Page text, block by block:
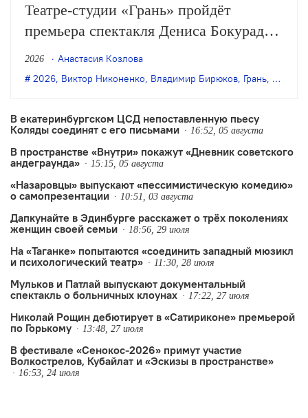
Театре-студии «Грань» пройдёт
премьера спектакля Дениса Бокурадзе
«Жили-были» по пьесе Владимира
Бирюкова.
2026
Анастасия Козлова
2026 Виктор Никоненко Владимир Бирюков Грань Денис
В екатеринбургском ЦСД непоставленную пьесу
Коляды соединят с его письмами
16:52, 05 августа
В пространстве «Внутри» покажут «Дневник советского
андеграунда»
15:15, 05 августа
«Назаровцы» выпускают «пессимистическую комедию»
о самопрезентации
10:51, 03 августа
Дапкунайте в Эдинбурге расскажет о трёх поколениях
женщин своей семьи
18:56, 29 июля
На «Таганке» попытаются «соединить западный мюзикл
и психологический театр»
11:30, 28 июля
Мульков и Патлай выпускают документальный
спектакль о больничных клоунах
17:22, 27 июля
Николай Рощин дебютирует в «Сатириконе» премьерой
по Горькому
13:48, 27 июля
В фестивале «Сенокос-2026» примут участие
Волкострелов, Кубайлат и «Эскизы в пространстве»
16:53, 24 июля